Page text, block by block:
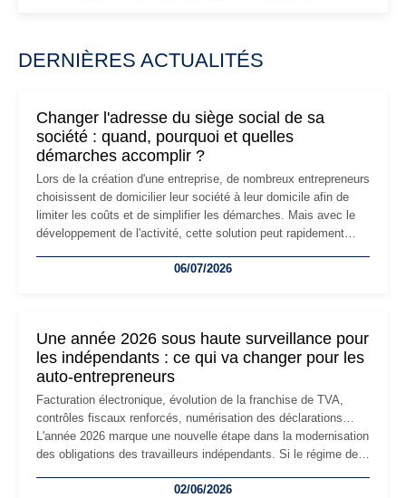
DERNIÈRES ACTUALITÉS
Changer l'adresse du siège social de sa
société : quand, pourquoi et quelles
démarches accomplir ?
Lors de la création d'une entreprise, de nombreux entrepreneurs
choisissent de domicilier leur société à leur domicile afin de
limiter les coûts et de simplifier les démarches. Mais avec le
développement de l'activité, cette solution peut rapidement
professionnels, recrutement, image de marque… Le
06/07/2026
Une année 2026 sous haute surveillance pour
les indépendants : ce qui va changer pour les
auto-entrepreneurs
Facturation électronique, évolution de la franchise de TVA,
contrôles fiscaux renforcés, numérisation des déclarations…
L'année 2026 marque une nouvelle étape dans la modernisation
des obligations des travailleurs indépendants. Si le régime de
les auto-entrepreneurs devront s'adapter à un environnement
02/06/2026